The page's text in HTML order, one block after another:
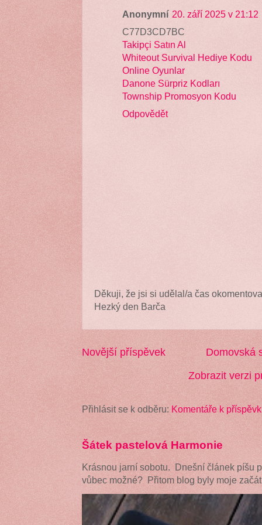
Anonymní 20. září 2025 v 21:12
C77D3CD7BC
Takipçi Satın Al
Whiteout Survival Hediye Kodu
Online Oyunlar
Danone Sürpriz Kodları
Township Promosyon Kodu
Odpovědět
Děkuji, že jsi si udělal/a čas
Hezký den Barča
Novější příspěvek
Domovská
Zobrazit verzi
Přihlásit se k odběru: Komentáře k
Šátek pastelová Harmonie
Krásnou jarní sobotu. Dnešní článek píšu
vůbec možné? Přitom blog byly moje